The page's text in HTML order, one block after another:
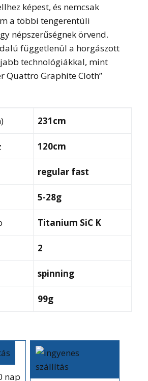
képest, és nemcsak
a többi tengerentúli
népszerűségnek örvend.
függetlenül a horgászott
technológiákkal, mint
Quattro Graphite Cloth”
231cm
120cm
regular fast
5-28g
Titanium SiC K
2
spinning
99g
nap